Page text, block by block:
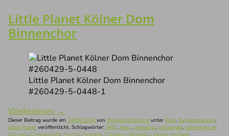
Little Planet Kölner Dom
Binnenchor
Little Planet Kölner Dom Binnenchor
#260429-5-0448-1
Weiterlesen →
Dieser Beitrag wurde am 19/06/2026 von Panoramafotografunter Köln, Kugelpanorama,
Little Planet veröffentlicht. Schlagwörter: 360°, Altar, cathedral, cathédrale, cathédrale de
Cologne, Chorgestühl, church, Cologne, Cologne cathedral, cultural heritage